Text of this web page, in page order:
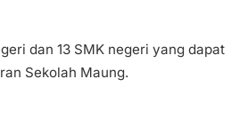
dan 13 SMK negeri yang dapat
Sekolah Maung.